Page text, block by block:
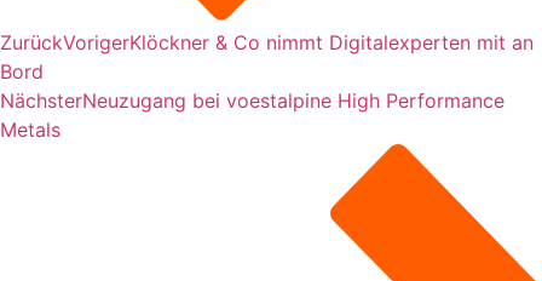
ZurückVorigerKlöckner & Co nimmt Digitalexperten mit an
Bord
NächsterNeuzugang bei voestalpine High Performance
Metals